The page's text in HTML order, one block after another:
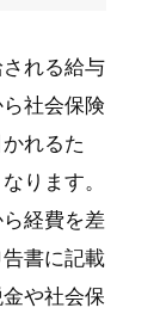
れる給与
社会保険
れるた
ります。
経費を差
書に記載
や社会保